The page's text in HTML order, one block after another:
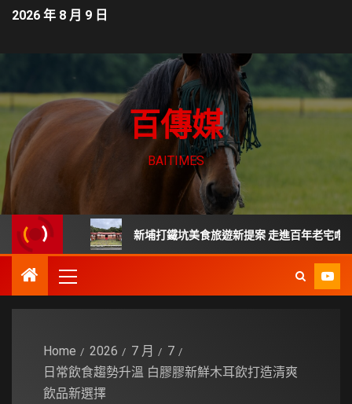
2026 年 8 月 9 日
百傳媒
BAITIMES
題？ 新埔打鐵坑美食旅遊新提案 走進百年老宅嚐新竹傳
Home 2026 7 月
7
日常飲食趨勢升溫 白膠膠新鮮木耳飲打造清爽
飲品新選擇